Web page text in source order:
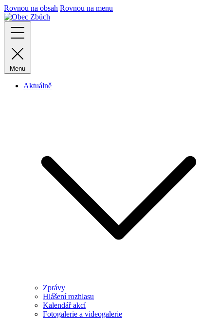
Rovnou na obsah Rovnou na menu
Menu
Aktuálně
Zprávy
Hlášení rozhlasu
Kalendář akcí
Fotogalerie a videogalerie